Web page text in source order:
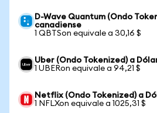
D-Wave Quantum (Ondo
canadiense
1 QBTSon equivale a 30,16 $
Uber (Ondo Tokenized) a
1 UBERon equivale a 94,21 $
Netflix (Ondo Tokenized) a
1 NFLXon equivale a 1025,31 $